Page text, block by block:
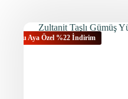
Bu Aya Özel %22 İndirim